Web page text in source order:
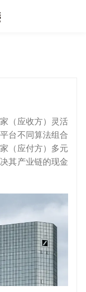
（应收方）灵活
台不同算法组合
（应付方）多元
其产业链的现金